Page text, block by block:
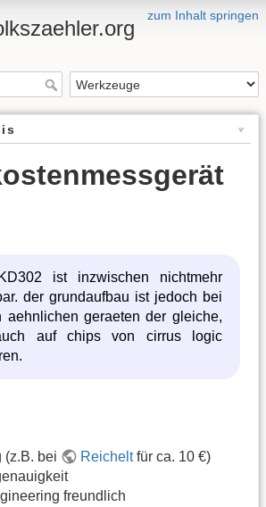
zum Inhalt springen
ist inzwischen nichtmehr
der grundaufbau ist jedoch bei
aehnlichen geraeten der gleiche,
auf chips von cirrus logic
(z.B. bei Reicheltfür ca. 10 €)
freundlich